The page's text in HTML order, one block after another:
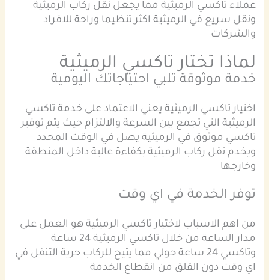
عملاء تاكسي الرميثية مما يجعل نقل ركاب الرميثية
ونقل سريع في الرميثية اكثر تنظيما وراحة للافراد
والشركات
لماذا تختار تاكسي الرميثية
خدمة موثوقة تلبي احتياجاتك اليومية
اختيار تاكسي الرميثية يعني الاعتماد على خدمة تاكسي
الرميثية التي تجمع بين السرعة والالتزام حيث يتم توفير
تاكسي موثوق في الرميثية يصل في الوقت المحدد
ويخدم نقل ركاب الرميثية بكفاءة عالية داخل المنطقة
وخارجها
توفر الخدمة في اي وقت
من اهم الاسباب لاختيار تاكسي الرميثية هو العمل على
مدار الساعة من خلال تاكسي الرميثية 24 ساعة
وتاكسي 24 ساعة حولي مما يتيح للركاب حرية التنقل في
اي وقت دون القلق من انقطاع الخدمة